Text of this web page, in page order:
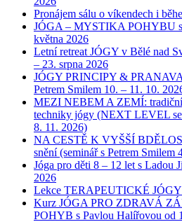
Pronájem sálu o víkendech i
JÓGA – MYSTIKA POHYBU s
května 2026
Letní retreat JÓGY v Bělé nad
– 23. srpna 2026
JÓGY PRINCIPY &
Petrem Smilem 10. – 11. 10.
MEZI NEBEM A ZEMÍ: tradiční
techniky jógy (NEXT LEVEL
8. 11. 2026)
NA CESTĚ K VYŠŠÍ
snění (seminář s Petrem Smilem
Jóga pro děti 8 – 12 let s Ladou
2026
Lekce TERAPEUTICKÉ JÓGY
Kurz JÓGA PRO ZDRAVÁ
POHYB s Pavlou Halířovou od